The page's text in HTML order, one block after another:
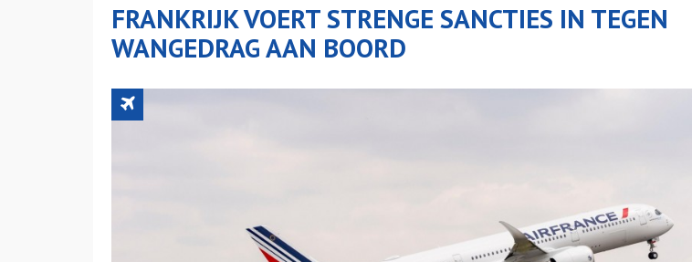
FRANKRIJK VOERT STRENGE SANCTIES IN TEGEN
WANGEDRAG AAN BOORD